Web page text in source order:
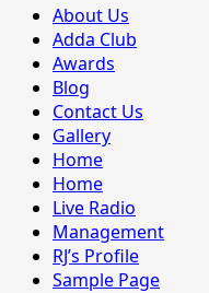
Primary
Menu
About Us
Adda Club
Awards
Blog
Contact Us
Gallery
Home
Home
Live Radio
Management
RJ’s Profile
Sample Page